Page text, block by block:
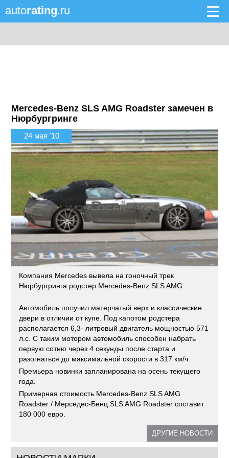
autorating.ru
Mercedes-Benz SLS AMG Roadster замечен в
Нюрбургринге
24 мая '10
Компания Mercedes вывела на гоночный трек
Нюрбургринга родстер Mercedes-Benz SLS AMG
Автомобиль получил матерчатый верх и классические
двери в отличии от купе. Под капотом родстера
располагается 6,3- литровый двигатель мощностью 571
л.с. С таким мотором автомобиль способен набрать
первую сотню через 4 секунды после старта и
разогнаться до максимальной скорости в 317 км/ч.
Премьера новинки запланирована на осень текущего
года.
Примерная стоимость Mercedes-Benz SLS AMG
Roadster / Мерседес-Бенц SLS AMG Roadster составит
180 000 евро.
ДРУГИЕ НОВОСТИ